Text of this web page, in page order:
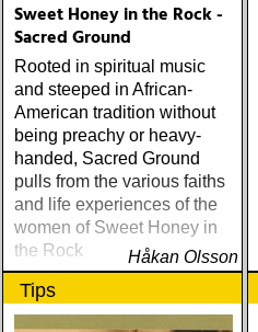
Sweet Honey in the Rock -
Sacred Ground
Rooted in spiritual music
and steeped in African-
American tradition without
being preachy or heavy-
handed, Sacred Ground
pulls from the various faiths
and life experiences of the
women of Sweet Honey in
the Rock
Håkan Olsson
Tips